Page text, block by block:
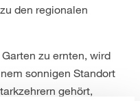
den regionalen
zu ernten, wird
sonnigen Standort
gehört,